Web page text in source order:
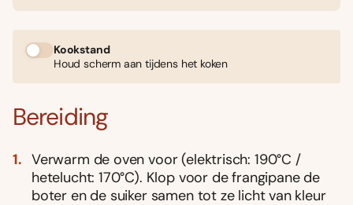
Kookstand
Houd scherm aan tijdens het koken
Bereiding
Verwarm de oven voor (elektrisch: 190°C /
hetelucht: 170°C). Klop voor de frangipane de
boter en de suiker samen tot ze licht van kleur